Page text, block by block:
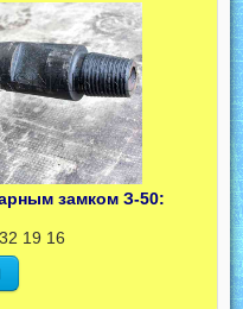
замком З-50:
19 16